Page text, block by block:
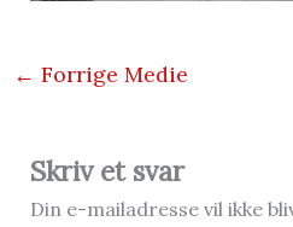
← Forrige Medie
Skriv et svar
Din e-mailadresse vil ikke